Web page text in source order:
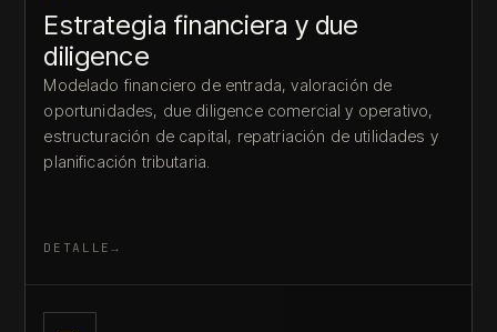
Estrategia financiera y due
diligence
Modelado financiero de entrada, valoración de
oportunidades, due diligence comercial y operativo,
estructuración de capital, repatriación de utilidades y
planificación tributaria.
DETALLE